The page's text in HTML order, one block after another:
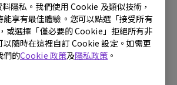
隱私。我們使用 Cookie 及類似技術，
享有最佳體驗。您可以點選「接受所有
或選擇「僅必要的 Cookie」拒絕所有非
以隨時在這裡自訂 Cookie 設定。如需更
們的Cookie 政策及隱私政策 。